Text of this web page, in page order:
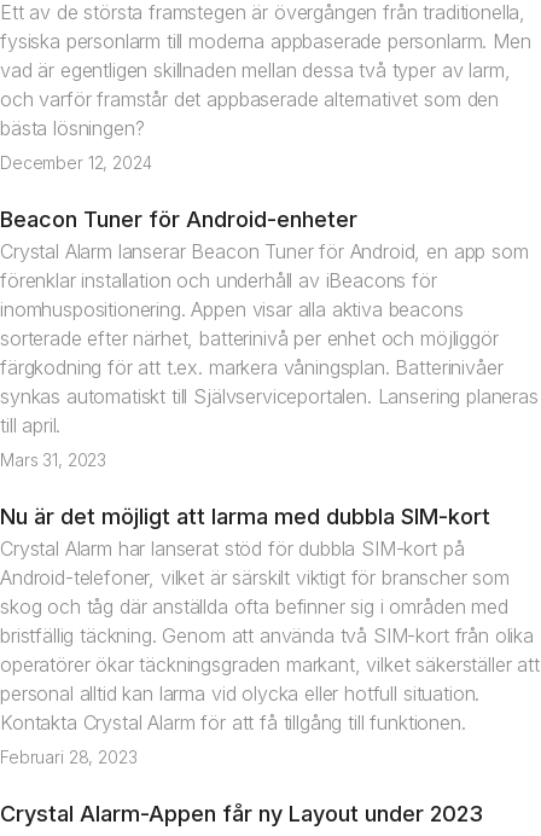
Ett av de största framstegen är övergången från traditionella,
fysiska personlarm till moderna appbaserade personlarm. Men
vad är egentligen skillnaden mellan dessa två typer av larm,
och varför framstår det appbaserade alternativet som den
bästa lösningen?
December 12, 2024
Nyhet
Beacon Tuner för Android-enheter
Crystal Alarm lanserar Beacon Tuner för Android, en app som
förenklar installation och underhåll av iBeacons för
inomhuspositionering. Appen visar alla aktiva beacons
sorterade efter närhet, batterinivå per enhet och möjliggör
färgkodning för att t.ex. markera våningsplan. Batterinivåer
synkas automatiskt till Självserviceportalen. Lansering planeras
till april.
Mars 31, 2023
Nyhet
Nu är det möjligt att larma med dubbla SIM-kort
Crystal Alarm har lanserat stöd för dubbla SIM-kort på
Android-telefoner, vilket är särskilt viktigt för branscher som
skog och tåg där anställda ofta befinner sig i områden med
bristfällig täckning. Genom att använda två SIM-kort från olika
operatörer ökar täckningsgraden markant, vilket säkerställer att
personal alltid kan larma vid olycka eller hotfull situation.
Kontakta Crystal Alarm för att få tillgång till funktionen.
Februari 28, 2023
Crystal Alarm-Appen får ny Layout under 2023